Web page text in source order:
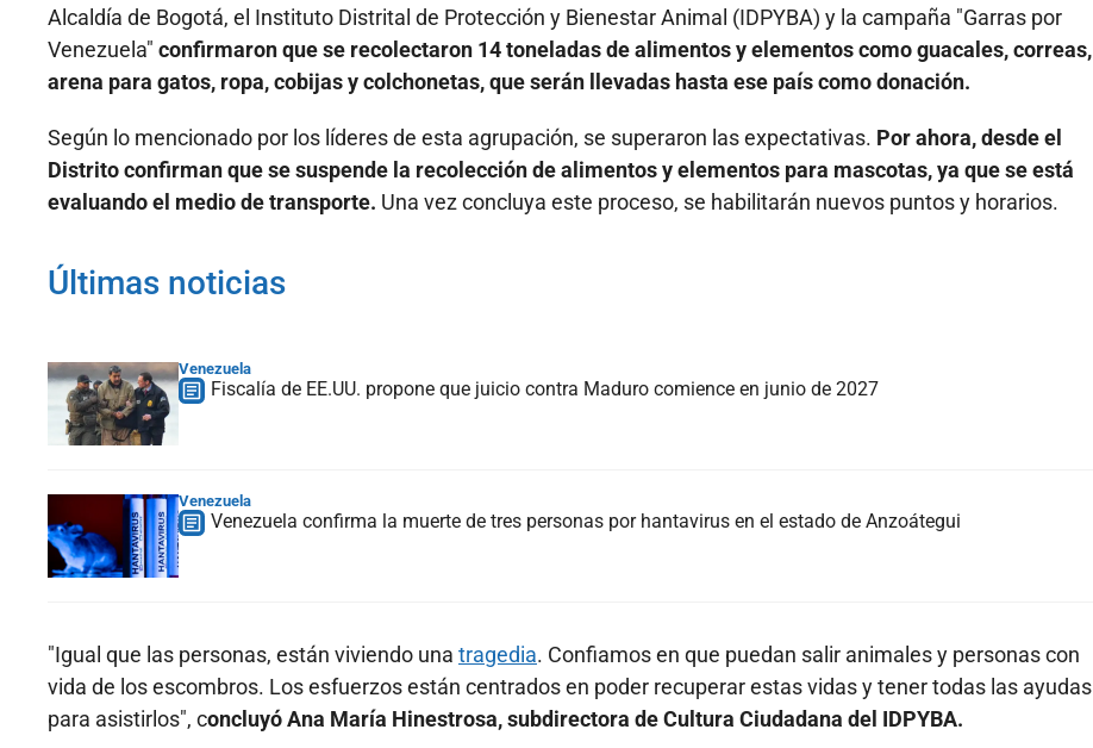
Alcaldía de Bogotá, el Instituto Distrital de Protección y Bienestar Animal (IDPYBA) y la campaña "Garras por
Venezuela" confirmaron que se recolectaron 14 toneladas de alimentos y elementos como guacales, correas,
arena para gatos, ropa, cobijas y colchonetas, que serán llevadas hasta ese país como donación.
Según lo mencionado por los líderes de esta agrupación, se superaron las expectativas. Por ahora, desde el
Distrito confirman que se suspende la recolección de alimentos y elementos para mascotas, ya que se está
evaluando el medio de transporte. Una vez concluya este proceso, se habilitarán nuevos puntos y horarios.
Últimas noticias
Venezuela
Fiscalía de EE.UU. propone que juicio contra Maduro comience en junio de 2027
Venezuela
Venezuela confirma la muerte de tres personas por hantavirus en el estado de Anzoátegui
"Igual que las personas, están viviendo una tragedia. Confiamos en que puedan salir animales y personas con
vida de los escombros. Los esfuerzos están centrados en poder recuperar estas vidas y tener todas las ayudas
para asistirlos", concluyó Ana María Hinestrosa, subdirectora de Cultura Ciudadana del IDPYBA.